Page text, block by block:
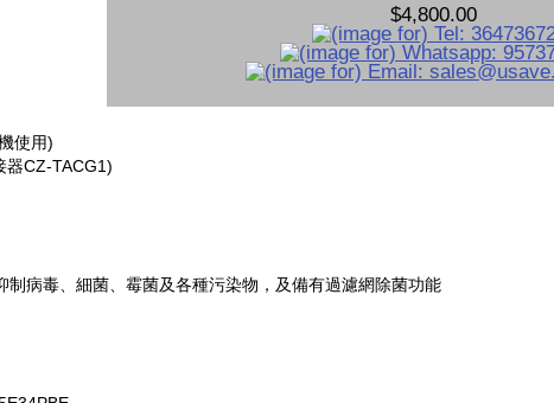
$4,800.00
使用)
器CZ-TACG1)
病毒、細菌、霉菌及各種污染物，及備有過濾網除菌功能